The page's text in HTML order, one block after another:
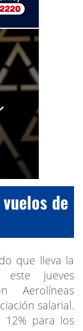
de
que lleva la
jueves
Aerolíneas
salarial.
12% para los